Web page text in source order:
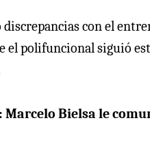
con el
el polifuncional siguió
Marcelo Bielsa le